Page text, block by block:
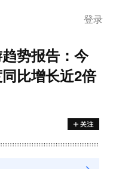
登录
势报告：今
比增长近2倍